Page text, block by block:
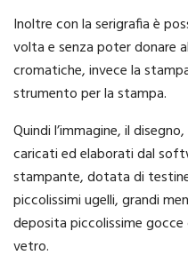
Inoltre con la serigrafia è
volta e senza poter donare
cromatiche, invece la
strumento per la stampa.
Quindi l’immagine, il
caricati ed elaborati dal
stampante, dotata di
piccolissimi ugelli, grandi
deposita piccolissime gocce
vetro.